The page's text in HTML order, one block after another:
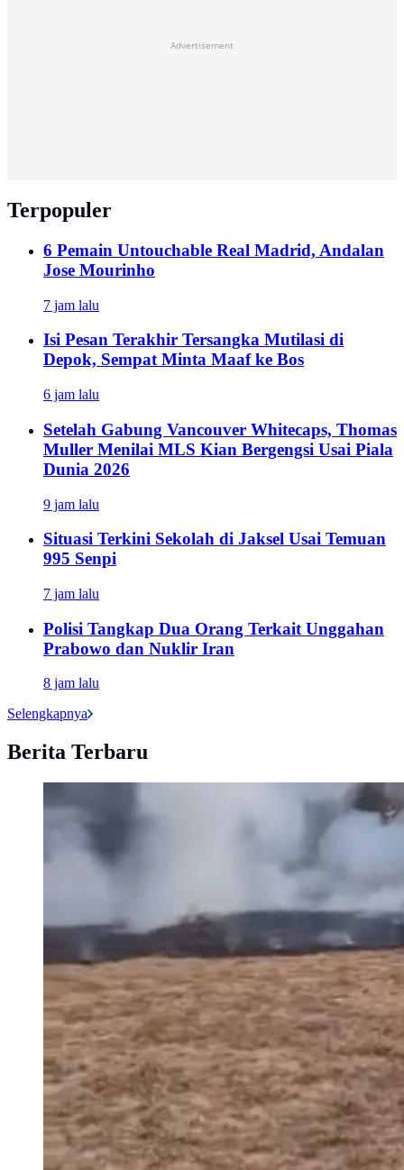
Advertisement
Terpopuler
6 Pemain Untouchable Real Madrid, Andalan
Jose Mourinho
7 jam lalu
Isi Pesan Terakhir Tersangka Mutilasi di
Depok, Sempat Minta Maaf ke Bos
6 jam lalu
Setelah Gabung Vancouver Whitecaps, Thomas
Muller Menilai MLS Kian Bergengsi Usai Piala
Dunia 2026
9 jam lalu
Situasi Terkini Sekolah di Jaksel Usai Temuan
995 Senpi
7 jam lalu
Polisi Tangkap Dua Orang Terkait Unggahan
Prabowo dan Nuklir Iran
8 jam lalu
Selengkapnya
Berita Terbaru